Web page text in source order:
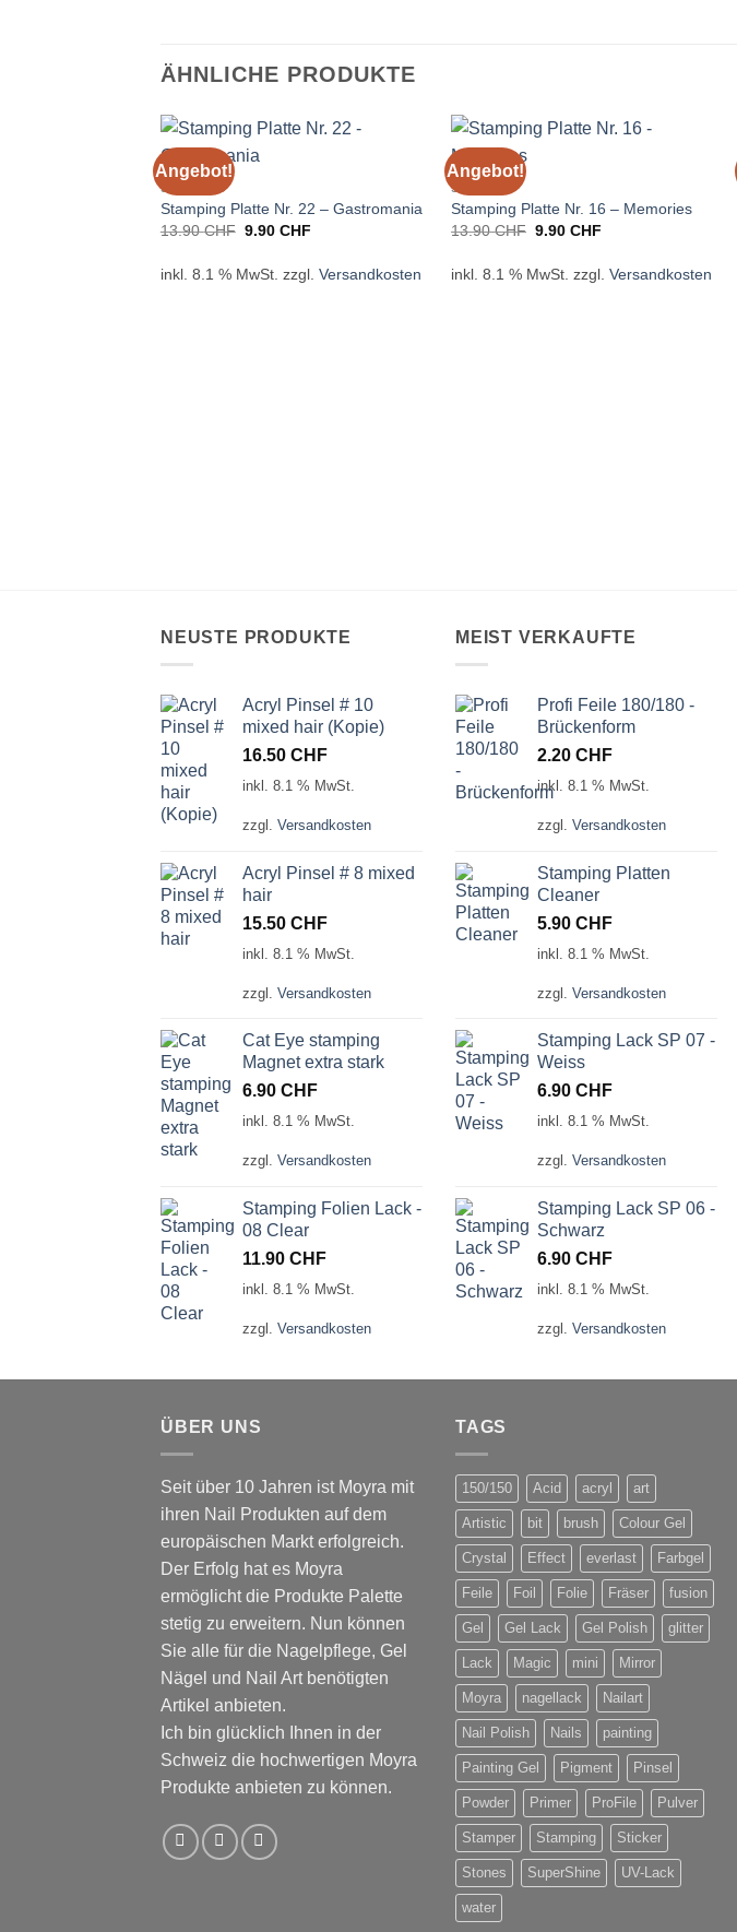
ÄHNLICHE PRODUKTE
Angebot!
STAMPING
Stamping Platte Nr. 22 – Gastromania
13.90CHF Ursprünglicher
13.90 CHF
9.90CHF
9.90 CHF.
inkl. 8.1 % MwSt. zzgl. Versandkosten
Angebot!
STAMPING
Stamping Platte Nr. 16 – Memories
13.90CHF Ursprünglicher
13.90 CHF
9.90CHF
9.90 CHF.
inkl. 8.1 % MwSt. zzgl.Versandkosten
NEUSTE PRODUKTE
Acryl Pinsel # 10
mixed hair (Kopie)
16.50 CHF
inkl. 8.1 % MwSt.
zzgl. Versandkosten
Acryl Pinsel # 8 mixed
hair
15.50 CHF
inkl. 8.1 % MwSt.
zzgl. Versandkosten
Cat Eye stamping
Magnet extra stark
6.90 CHF
inkl. 8.1 % MwSt.
zzgl. Versandkosten
Stamping Folien Lack -
08 Clear
11.90 CHF
inkl. 8.1 % MwSt.
zzgl. Versandkosten
MEIST VERKAUFTE
Profi Feile 180/180 -
Brückenform
2.20 CHF
inkl. 8.1 % MwSt.
zzgl. Versandkosten
Stamping Platten
Cleaner
5.90 CHF
inkl. 8.1 % MwSt.
zzgl. Versandkosten
Stamping Lack SP 07 -
Weiss
6.90 CHF
inkl. 8.1 % MwSt.
zzgl. Versandkosten
Stamping Lack SP 06 -
Schwarz
6.90 CHF
inkl. 8.1 % MwSt.
zzgl. Versandkosten
ÜBER UNS
Seit über 10 Jahren ist Moyra mit
ihren Nail Produkten auf dem
europäischen Markt erfolgreich.
Der Erfolg hat es Moyra
ermöglicht die Produkte Palette
stetig zu erweitern. Nun können
Sie alle für die Nagelpflege, Gel
Nägel und Nail Art benötigten
Artikel anbieten.
Ich bin glücklich Ihnen in der
Schweiz die hochwertigen Moyra
Produkte anbieten zu können.
TAGS
150/150 Acid acryl art
Artistic bit brush Colour Gel
Crystal Effect everlast Farbgel
Feile Foil Folie Fräser fusion
Gel Gel Lack Gel Polish glitter
Lack Magic mini Mirror
Moyra nagellack Nailart
Nail Polish Nails painting
Painting Gel Pigment Pinsel
Powder Primer ProFile Pulver
Stamper Stamping Sticker
Stones SuperShine UV-Lack
water